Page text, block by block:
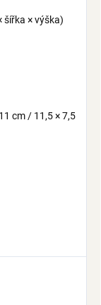
šířka × výška)
cm / 11,5 × 7,5